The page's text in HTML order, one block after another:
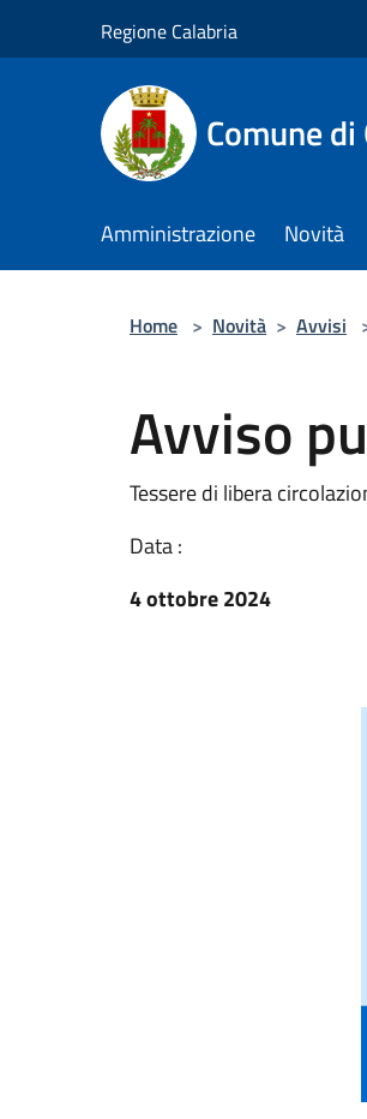
Regione Calabria
Comune
Amministrazione Novità
Home > Novità > Avvisi
Avviso
Tessere di libera
Data :
4 ottobre 2024